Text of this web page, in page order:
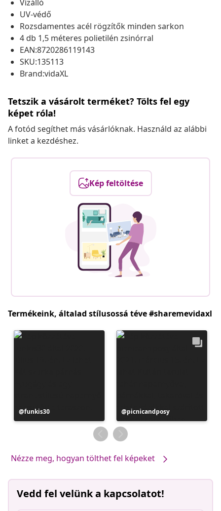
Vízálló
UV-védő
Rozsdamentes acél rögzítők minden sarkon
4 db 1,5 méteres polietilén zsinórral
EAN:8720286119143
SKU:135113
Brand:vidaXL
Tetszik a vásárolt terméket? Tölts fel egy
képet róla!
A fotód segíthet más vásárlóknak. Használd az alábbi
linket a kezdéshez.
Kép feltöltése
Termékeink, általad stílusossá téve #sharemevidaxl
Bejegyzés
közzétevője
funkis30
Bejegyzés
közzétevője
picnicandposy
Nézze meg, hogyan tölthet fel képeket
Vedd fel velünk a kapcsolatot!